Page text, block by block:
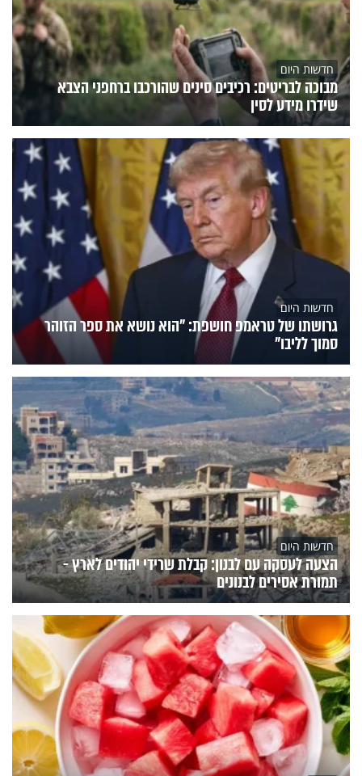
חדשות היום
מבוכה לבריטים: רכיבים סינים שהורכבו ברחפני הצבא
שידרו מידע לסין
חדשות היום
גרושתו של טראמפ חושפת: "הוא נושא את ספר הזוהר
סמוך לליבו"
חדשות היום
הצעה לעסקה עם לבנון: קבלת שרידי יהודים לארץ -
תמורת אסירים לבנונים